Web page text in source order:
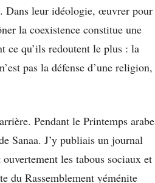
Dans leur idéologie, œuvrer pour
la coexistence constitue une
ce qu’ils redoutent le plus : la
pas la défense d’une religion,
Pendant le Printemps arabe
Sanaa. J’y publiais un journal
les tabous sociaux et
du Rassemblement yéménite